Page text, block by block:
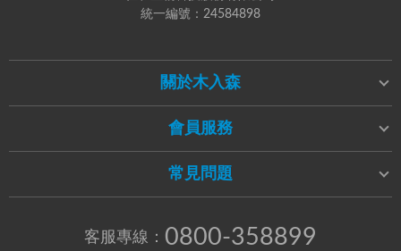
統一編號：24584898
關於木入森
會員服務
常見問題
客服專線： 0800-358899